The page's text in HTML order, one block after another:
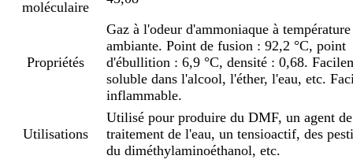
moléculaire
Propriétés
Gaz à l'odeur d'ammoniaque à température
ambiante. Point de fusion : 92,2 °C, point
d'ébullition : 6,9 °C, densité : 0,68.
soluble dans l'alcool, l'éther, l'eau, etc.
inflammable.
Utilisations
Utilisé pour produire du DMF, un agent de
traitement de l'eau, un tensioactif, des
du diméthylaminoéthanol, etc.